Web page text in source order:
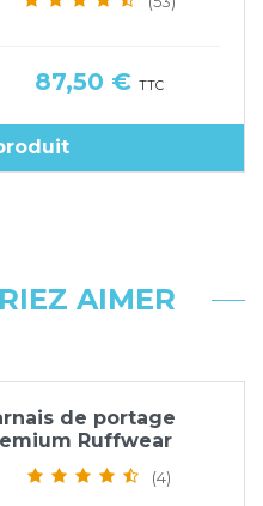
Prix
87,50 € TTC
AIMER
de portage
Ruffwear
(4)